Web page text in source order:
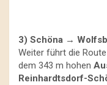
3) Schöna →
Weiter führt die
dem 343 m hohen
Reinhardtsdorf-